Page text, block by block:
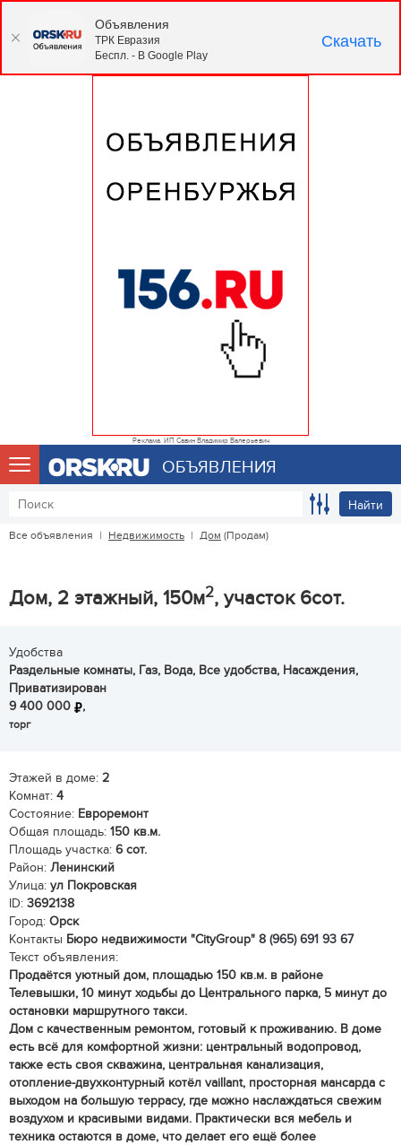
Реклама. ИП Савин Владимир Валерьевич
ОБЪЯВЛЕНИЯ
Найти
Все объявления | Недвижимость | Дом (Продам)
Дом, 2 этажный, 150м2, участок 6сот.
Удобства
Раздельные комнаты, Газ, Вода, Все удобства, Насаждения,
Приватизирован
9 400 000
,
торг
Этажей в доме: 2
Комнат: 4
Состояние: Евроремонт
Общая площадь: 150 кв.м.
Площадь участка: 6 сот.
Район: Ленинский
Улица: ул Покровская
ID: 3692138
Город: Орск
Контакты Бюро недвижимости "CityGroup" 8 (965) 691 93 67
Текст объявления:
Продаётся уютный дом, площадью 150 кв.м. в районе
Телевышки, 10 минут ходьбы до Центрального парка, 5 минут до
остановки маршрутного такси.
Дом с качественным ремонтом, готовый к проживанию. В доме
есть всё для комфортной жизни: центральный водопровод,
также есть своя скважина, центральная канализация,
отопление-двухконтурный котёл vaillant, просторная мансарда с
выходом на большую террасу, где можно наслаждаться свежим
воздухом и красивыми видами. Практически вся мебель и
техника остаются в доме, что делает его ещё более
Объявления
ТРК Евразия
Беспл. - В Google Play
Скачать